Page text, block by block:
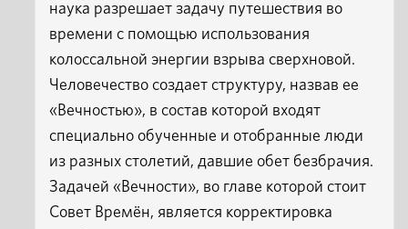
наука разрешает задачу путешествия во
времени с помощью использования
колоссальной энергии взрыва сверхновой.
Человечество создает структуру, назвав ее
«Вечностью», в состав которой входят
специально обученные и отобранные люди
из разных столетий, давшие обет безбрачия.
Задачей «Вечности», во главе которой стоит
Совет Времён, является корректировка